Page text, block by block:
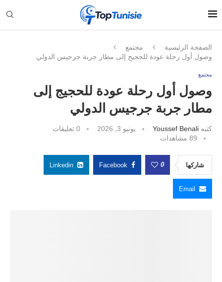
الصفحة الرئيسية
مجتمع
وصول أول رحلة عودة للحجيج إلى مطار جربة جرجيس الدولي
مجتمع
وصول أول رحلة عودة للحجيج إلى
مطار جربة جرجيس الدولي
كتبه Youssef Benali يونيو 3, 2026
0 تعليقات
89 مشاهدات
شاركها 0
Facebook
Linkedin
Email